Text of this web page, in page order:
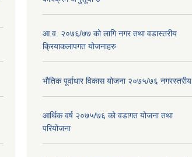
आ.व. २०७६/७७ को लागि नगर तथा वडास्तरीय
क्रियाकलापगत योजनाहरु
भौतिक पूर्वाधार विकास योजना २०७५/७६ नगरस्तरीय
आर्थिक वर्ष २०७५/७६ को वडागत योजना तथा
परियोजना